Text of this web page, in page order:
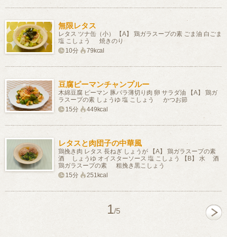
無限レタス
レタス ツナ缶（小） 【A】 鶏ガラスープの素 ごま油 白ごま
塩 こしょう 焼きのり
10分
79kcal
豆腐ピーマンチャンプルー
木綿豆腐 ピーマン 豚バラ薄切り肉 卵 サラダ油 【A】 鶏ガ
ラスープの素 しょうゆ 塩 こしょう かつお節
15分
449kcal
レタスと肉団子の中華風
鶏挽き肉 レタス 長ねぎ しょうが 【A】 鶏ガラスープの素
酒 しょうゆ オイスターソース 塩 こしょう 【B】 水 酒
鶏ガラスープの素 粗挽き黒こしょう
15分
251kcal
1/5